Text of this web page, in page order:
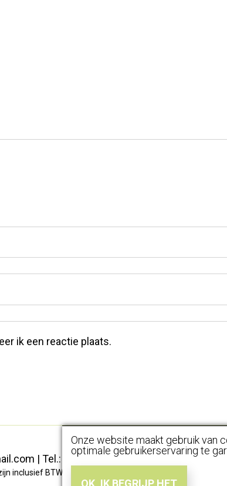
ik een reactie plaats.
| Tel.: +32476/50.33.46 |
inclusief BTW |
Onze website maakt gebruik van
optimale gebruikerservaring te
OK, IK BEGRIJP HET